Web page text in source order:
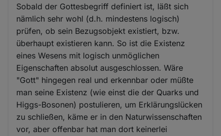
Sobald der Gottesbegriff definiert ist, läßt sich
nämlich sehr wohl (d.h. mindestens logisch)
prüfen, ob sein Bezugsobjekt existiert, bzw.
überhaupt existieren kann. So ist die Existenz
eines Wesens mit logisch unmöglichen
Eigenschaften absolut ausgeschlossen. Wäre
"Gott" hingegen real und erkennbar oder müßte
man seine Existenz (wie einst die der Quarks und
Higgs-Bosonen) postulieren, um Erklärungslücken
zu schließen, käme er in den Naturwissenschaften
vor, aber offenbar hat man dort keinerlei